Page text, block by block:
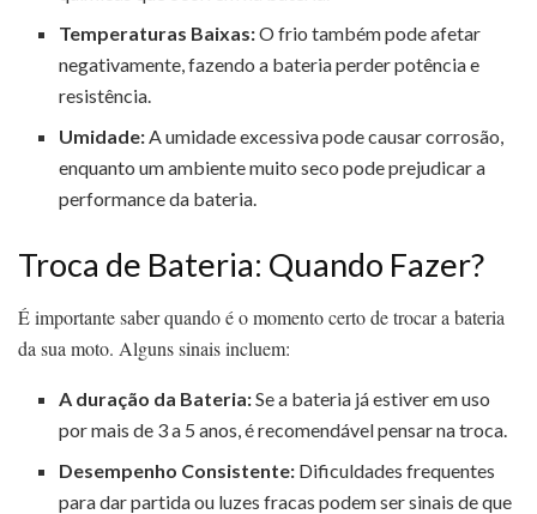
Temperaturas Baixas:O frio também pode afetar
negativamente, fazendo a bateria perder potência e
resistência.
Umidade: A umidade excessiva pode causar corrosão,
enquanto um ambiente muito seco pode prejudicar a
performance da bateria.
Troca de Bateria: Quando Fazer?
É importante saber quando é o momento certo de trocar a bateria
da sua moto. Alguns sinais incluem:
A duração da Bateria:Se a bateria já estiver em uso
por mais de 3 a 5 anos, é recomendável pensar na troca.
Desempenho Consistente: Dificuldades frequentes
para dar partida ou luzes fracas podem ser sinais de que